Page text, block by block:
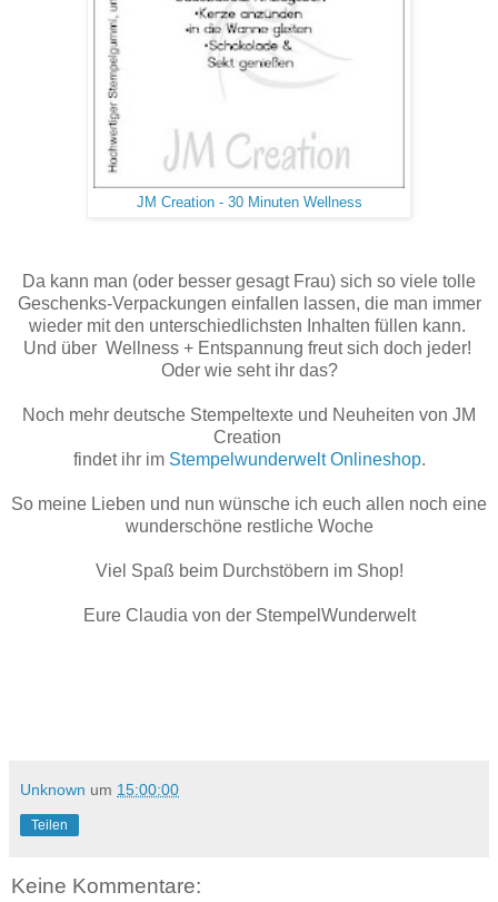
JM Creation - 30 Minuten Wellness
Da kann man (oder besser gesagt Frau) sich so viele tolle
Geschenks-Verpackungen einfallen lassen, die man immer
wieder mit den unterschiedlichsten Inhalten füllen kann.
Und über Wellness + Entspannung freut sich doch jeder!
Oder wie seht ihr das?
Noch mehr deutsche Stempeltexte und Neuheiten von JM
Creation
findet ihr im Stempelwunderwelt Onlineshop.
So meine Lieben und nun wünsche ich euch allen noch eine
wunderschöne restliche Woche
Viel Spaß beim Durchstöbern im Shop!
Eure Claudia von der StempelWunderwelt
Unknown um 15:00:00
Teilen
Keine Kommentare: